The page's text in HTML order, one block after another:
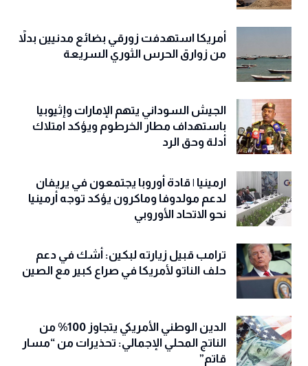
أمريكا استهدفت زورقي بضائع مدنيين بدلاً
من زوارق الحرس الثوري السريعة
الجيش السوداني يتهم الإمارات وإثيوبيا
باستهداف مطار الخرطوم ويؤكد امتلاك
أدلة وحق الرد
ارمينيا | قادة أوروبا يجتمعون في يريفان
لدعم مولدوفا وماكرون يؤكد توجه أرمينيا
نحو الاتحاد الأوروبي
ترامب قبيل زيارته لبكين: أشك في دعم
حلف الناتو لأمريكا في صراع كبير مع الصين
الدين الوطني الأمريكي يتجاوز 100% من
الناتج المحلي الإجمالي: تحذيرات من “مسار
قاتم”